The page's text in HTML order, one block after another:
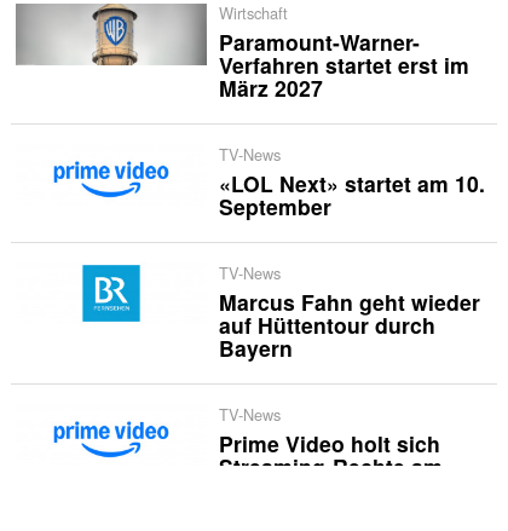
Wirtschaft
Paramount-Warner-
Verfahren startet erst im
März 2027
TV-News
«LOL Next» startet am 10.
September
TV-News
Marcus Fahn geht wieder
auf Hüttentour durch
Bayern
TV-News
Prime Video holt sich
Streaming-Rechte am